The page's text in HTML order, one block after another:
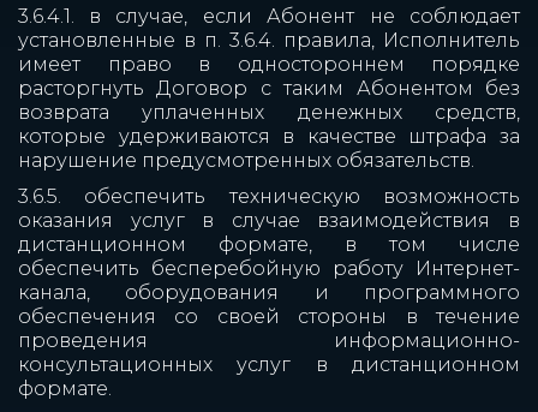
3.6.4.1. в случае, если Абонент не соблюдает
установленные в п. 3.6.4. правила, Исполнитель
имеет право в одностороннем порядке
расторгнуть Договор с таким Абонентом без
возврата уплаченных денежных средств,
которые удерживаются в качестве штрафа за
нарушение предусмотренных обязательств.
3.6.5. обеспечить техническую возможность
оказания услуг в случае взаимодействия в
дистанционном формате, в том числе
обеспечить бесперебойную работу Интернет-
канала, оборудования и программного
обеспечения со своей стороны в течение
проведения информационно-
консультационных услуг в дистанционном
формате.